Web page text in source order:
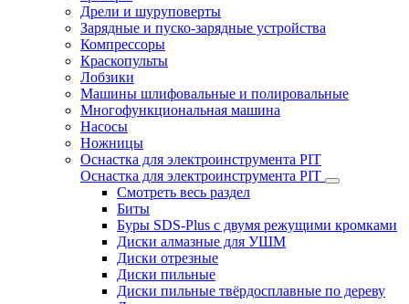
Дрели и шуруповерты
Зарядные и пуско-зарядные устройства
Компрессоры
Краскопульты
Лобзики
Машины шлифовальные и полировальные
Многофункциональная машина
Насосы
Ножницы
Оснастка для электроинструмента PIT
Оснастка для электроинструмента PIT
Смотреть весь раздел
Биты
Буры SDS-Plus c двумя режущими кромками
Диски алмазные для УШМ
Диски отрезные
Диски пильные
Диски пильные твёрдосплавные по дереву